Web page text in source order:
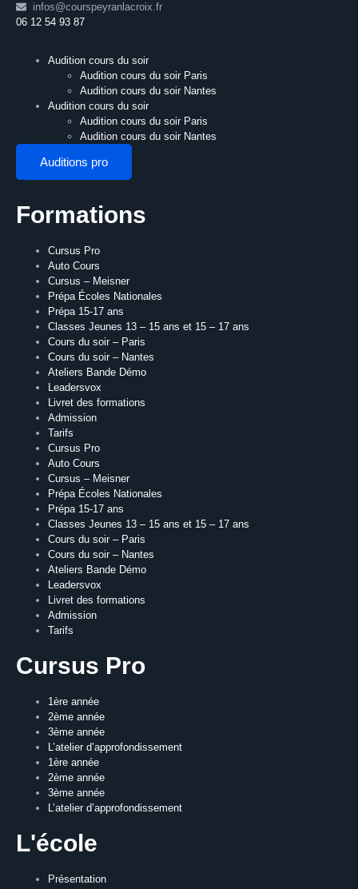
infos@courspeyranlacroix.fr
06 12 54 93 87
Audition cours du soir
Audition cours du soir Paris
Audition cours du soir Nantes
Audition cours du soir
Audition cours du soir Paris
Audition cours du soir Nantes
Auditions pro
Formations
Cursus Pro
Auto Cours
Cursus – Meisner
Prépa Écoles Nationales
Prépa 15-17 ans
Classes Jeunes 13 – 15 ans et 15 – 17 ans
Cours du soir – Paris
Cours du soir – Nantes
Ateliers Bande Démo
Leadersvox
Livret des formations
Admission
Tarifs
Cursus Pro
Auto Cours
Cursus – Meisner
Prépa Écoles Nationales
Prépa 15-17 ans
Classes Jeunes 13 – 15 ans et 15 – 17 ans
Cours du soir – Paris
Cours du soir – Nantes
Ateliers Bande Démo
Leadersvox
Livret des formations
Admission
Tarifs
Cursus Pro
1ère année
2ème année
3ème année
L’atelier d’approfondissement
1ère année
2ème année
3ème année
L’atelier d’approfondissement
L'école
Présentation